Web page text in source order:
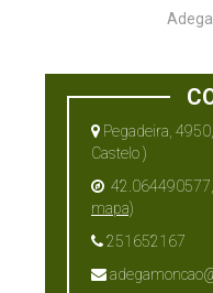
Pegadeira,
Castelo )
mapa)
251652167